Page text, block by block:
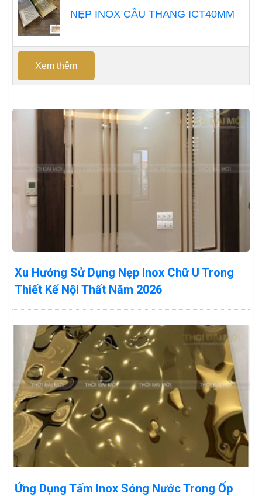
NẸP INOX CẦU THANG ICT40MM
Xem thêm
Xu Hướng Sử Dụng Nẹp Inox Chữ U Trong
Thiết Kế Nội Thất Năm 2026
Ứng Dụng Tấm Inox Sóng Nước Trong Ốp